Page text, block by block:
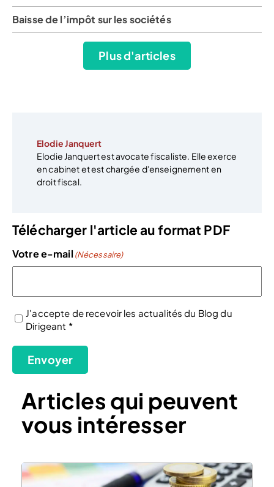
Baisse de l’impôt sur les sociétés
Plus d'articles
Elodie Janquert
Elodie Janquert est avocate fiscaliste. Elle exerce
en cabinet et est chargée d'enseignement en
droit fiscal.
Télécharger l'article au format PDF
Votre e-mail (Nécessaire)
(Nécessaire)
J'accepte de recevoir les actualités du Blog du
Dirigeant *
Envoyer
Articles qui peuvent
vous intéresser